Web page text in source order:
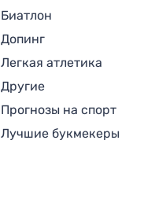
Биатлон
Допинг
Легкая атлетика
Другие
Прогнозы на спорт
Лучшие букмекеры